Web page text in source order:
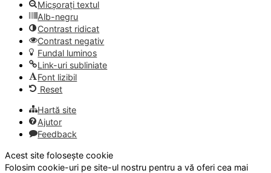
Micșorați textul
Alb-negru
Contrast ridicat
Contrast negativ
Fundal luminos
Link-uri subliniate
Font lizibil
Reset
Hartă site
Ajutor
Feedback
Acest site folosește cookie
Folosim cookie-uri pe site-ul nostru pentru a vă oferi cea mai